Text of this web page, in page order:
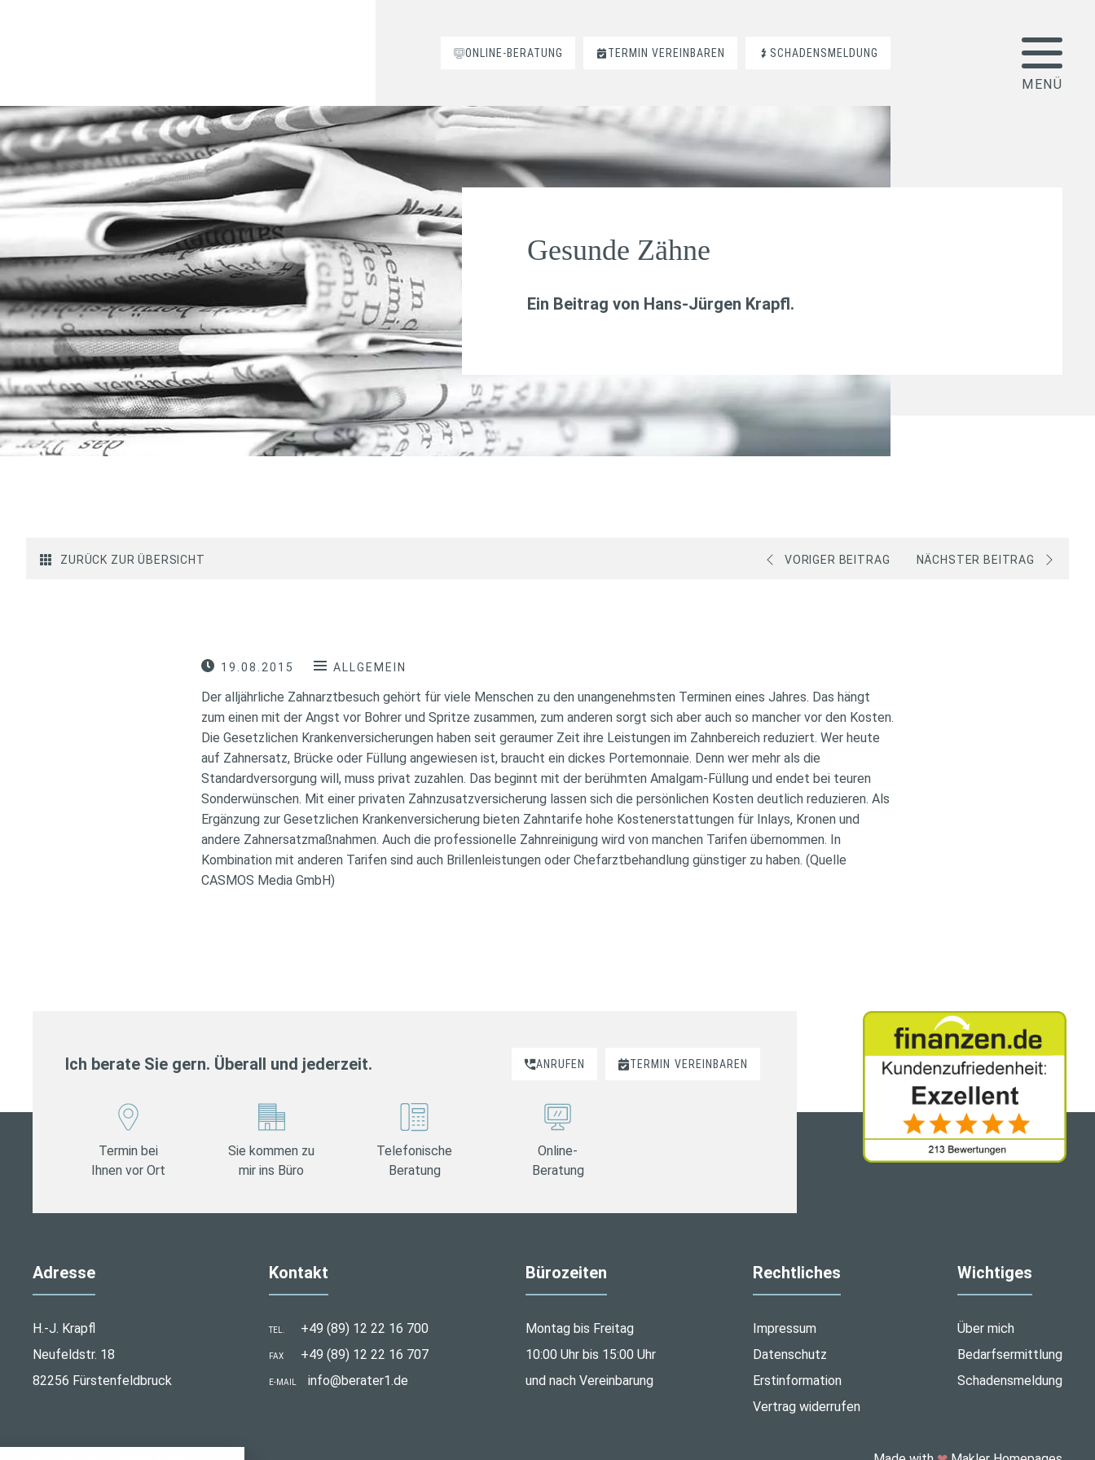
ONLINE-BERATUNG TERMIN VEREINBAREN SCHADENSMELDUNG
Gesunde Zähne
Ein Beitrag von Hans-Jürgen Krapfl.
ZURÜCK ZUR ÜBERSICHT VORIGER BEITRAG NÄCHSTER BEITRAG
19.08.2015 ALLGEMEIN
Der alljährliche Zahnarztbesuch gehört für viele Menschen zu den unangenehmsten Terminen eines Jahres. Das hängt
zum einen mit der Angst vor Bohrer und Spritze zusammen, zum anderen sorgt sich aber auch so mancher vor den Kosten.
Die Gesetzlichen Krankenversicherungen haben seit geraumer Zeit ihre Leistungen im Zahnbereich reduziert. Wer heute
auf Zahnersatz, Brücke oder Füllung angewiesen ist, braucht ein dickes Portemonnaie. Denn wer mehr als die
Standardversorgung will, muss privat zuzahlen. Das beginnt mit der berühmten Amalgam-Füllung und endet bei teuren
Sonderwünschen. Mit einer privaten Zahnzusatzversicherung lassen sich die persönlichen Kosten deutlich reduzieren. Als
Ergänzung zur Gesetzlichen Krankenversicherung bieten Zahntarife hohe Kostenerstattungen für Inlays, Kronen und
andere Zahnersatzmaßnahmen. Auch die professionelle Zahnreinigung wird von manchen Tarifen übernommen. In
Kombination mit anderen Tarifen sind auch Brillenleistungen oder Chefarztbehandlung günstiger zu haben. (Quelle
CASMOS Media GmbH)
Ich berate Sie gern. Überall und jederzeit. ANRUFEN TERMIN VEREINBAREN
Termin bei
Ihnen vor Ort
Sie kommen zu
mir ins Büro
Telefonische
Beratung
Online-
Beratung
Adresse
H.-J. Krapfl
Neufeldstr. 18
82256 Fürstenfeldbruck
Kontakt
TEL. +49 (89) 12 22 16 700
FAX +49 (89) 12 22 16 707
E-MAIL info@berater1.de
Bürozeiten
Montag bis Freitag
10:00 Uhr bis 15:00 Uhr
und nach Vereinbarung
Rechtliches
Impressum
Datenschutz
Erstinformation
Vertrag widerrufen
Wichtiges
Über mich
Bedarfsermittlung
Schadensmeldung